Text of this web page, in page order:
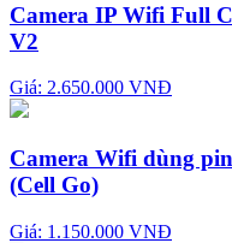
Camera IP Wifi Full
V2
Giá: 2.650.000 VNĐ
Camera Wifi dùng
(Cell Go)
Giá: 1.150.000 VNĐ